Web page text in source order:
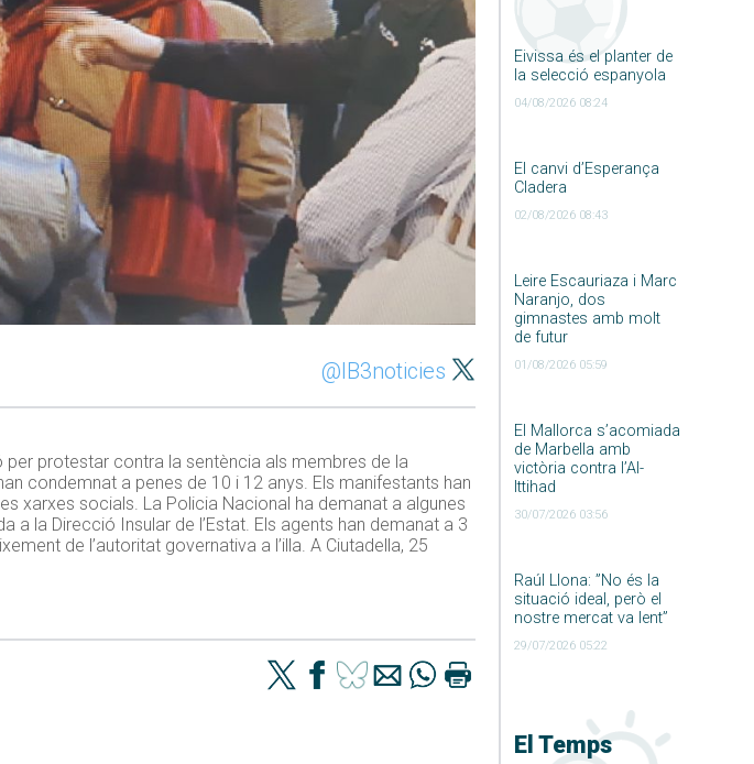
Eivissa és el planter de
la selecció espanyola
04/08/2026 08:24
El canvi d’Esperança
Cladera
02/08/2026 08:43
Leire Escauriaza i Marc
Naranjo, dos
gimnastes amb molt
de futur
01/08/2026 05:59
El Mallorca s’acomiada
de Marbella amb
victòria contra l’Al-
Ittihad
30/07/2026 03:56
Raúl Llona: ”No és la
situació ideal, però el
nostre mercat va lent”
29/07/2026 05:22
El Temps
@IB3noticies
per protestar contra la sentència als membres de la
condemnat a penes de 10 i 12 anys. Els manifestants han
xarxes socials. La Policia Nacional ha demanat a algunes
la Direcció Insular de l’Estat. Els agents han demanat a 3
de l’autoritat governativa a l’illa. A Ciutadella, 25